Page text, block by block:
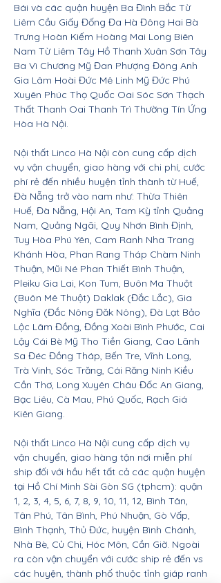
Bái và các quận huyện Ba Đình Bắc Từ
Liêm Cầu Giấy Đống Đa Hà Đông Hai Bà
Trưng Hoàn Kiếm Hoàng Mai Long Biên
Nam Từ Liêm Tây Hồ Thanh Xuân Sơn Tây
Ba Vì Chương Mỹ Đan Phượng Đông Anh
Gia Lâm Hoài Đức Mê Linh Mỹ Đức Phú
Xuyên Phúc Thọ Quốc Oai Sóc Sơn Thạch
Thất Thanh Oai Thanh Trì Thường Tín Ứng
Hòa Hà Nội.
Nội thất Linco Hà Nội còn cung cấp dịch
vụ vận chuyển, giao hàng với chi phí, cước
phí rẻ đến nhiều huyện tỉnh thành từ Huế,
Đà Nẵng trở vào nam như: Thừa Thiên
Huế, Đà Nẵng, Hội An, Tam Kỳ tỉnh Quảng
Nam, Quảng Ngãi, Quy Nhơn Bình Định,
Tuy Hòa Phú Yên, Cam Ranh Nha Trang
Khánh Hòa, Phan Rang Tháp Chàm Ninh
Thuận, Mũi Né Phan Thiết Bình Thuận,
Pleiku Gia Lai, Kon Tum, Buôn Ma Thuột
(Buôn Mê Thuột) Daklak (Đắc Lắc), Gia
Nghĩa (Đắc Nông Đăk Nông), Đà Lạt Bảo
Lộc Lâm Đồng, Đồng Xoài Bình Phước, Cai
Lậy Cái Bè Mỹ Tho Tiền Giang, Cao Lãnh
Sa Đéc Đồng Tháp, Bến Tre, Vĩnh Long,
Trà Vinh, Sóc Trăng, Cái Răng Ninh Kiều
Cần Thơ, Long Xuyên Châu Đốc An Giang,
Bạc Liêu, Cà Mau, Phú Quốc, Rạch Giá
Kiên Giang.
Nội thất Linco Hà Nội cung cấp dịch vụ
vận chuyển, giao hàng tận nơi miễn phí
ship đối với hầu hết tất cả các quận huyện
tại Hồ Chí Minh Sài Gòn SG (tphcm): quận
1, 2, 3, 4, 5, 6, 7, 8, 9, 10, 11, 12, Bình Tân,
Tân Phú, Tân Bình, Phú Nhuận, Gò Vấp,
Bình Thạnh, Thủ Đức, huyện Bình Chánh,
Nhà Bè, Củ Chi, Hóc Môn, Cần Giờ. Ngoài
ra còn vận chuyển với cước ship rẻ đến vs
các huyện, thành phố thuộc tỉnh giáp ranh